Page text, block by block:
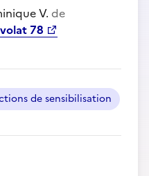
V. de
78
de sensibilisation